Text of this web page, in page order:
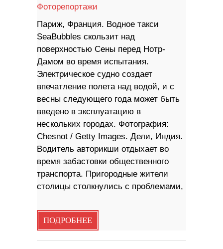
Фоторепортажи
Париж, Франция. Водное такси
SeaBubbles скользит над
поверхностью Сены перед Нотр-
Дамом во время испытания.
Электрическое судно создает
впечатление полета над водой, и с
весны следующего года может быть
введено в эксплуатацию в
нескольких городах. Фотография:
Chesnot / Getty Images. Дели, Индия.
Водитель авторикши отдыхает во
время забастовки общественного
транспорта. Пригородные жители
столицы столкнулись с проблемами,
ПОДРОБНЕЕ